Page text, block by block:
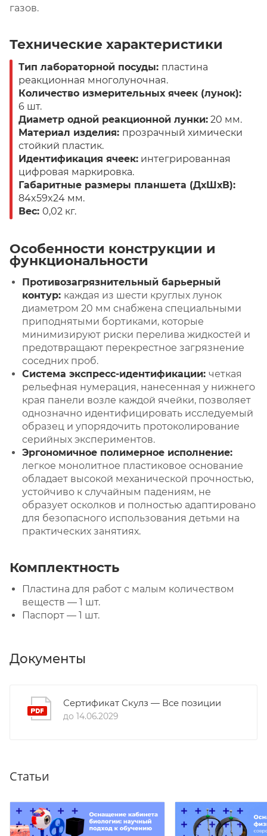
газов.
Технические характеристики
Тип лабораторной посуды: пластина
реакционная многолуночная.
Количество измерительных ячеек (лунок):
6 шт.
Диаметр одной реакционной лунки: 20 мм.
Материал изделия: прозрачный химически
стойкий пластик.
Идентификация ячеек: интегрированная
цифровая маркировка.
Габаритные размеры планшета (ДхШхВ):
84x59x24 мм.
Вес: 0,02 кг.
Особенности конструкции и
функциональности
Противозагрязнительный барьерный
контур: каждая из шести круглых лунок
диаметром 20 мм снабжена специальными
приподнятыми бортиками, которые
минимизируют риски перелива жидкостей и
предотвращают перекрестное загрязнение
соседних проб.
Система экспресс-идентификации: четкая
рельефная нумерация, нанесенная у нижнего
края панели возле каждой ячейки, позволяет
однозначно идентифицировать исследуемый
образец и упорядочить протоколирование
серийных экспериментов.
Эргономичное полимерное исполнение:
легкое монолитное пластиковое основание
обладает высокой механической прочностью,
устойчиво к случайным падениям, не
образует осколков и полностью адаптировано
для безопасного использования детьми на
практических занятиях.
Комплектность
Пластина для работ с малым количеством
веществ — 1 шт.
Паспорт — 1 шт.
Документы
Сертификат Скулз — Все позиции
до 14.06.2029
Статьи